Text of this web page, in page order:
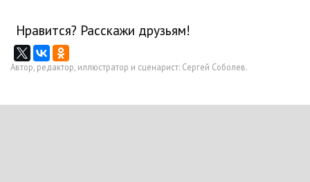
Нравится? Расскажи друзьям!
Автор, редактор, иллюстратор и сценарист: Сергей Соболев.